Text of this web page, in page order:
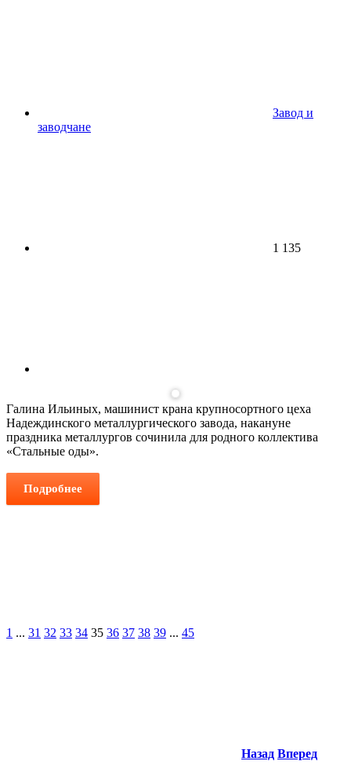
Завод и
заводчане
1 135
Галина Ильиных, машинист крана крупносортного цеха
Надеждинского металлургического завода, накануне
праздника металлургов сочинила для родного коллектива
«Стальные оды».
Подробнее
1 ... 31 32 33 34 35 36 37 38 39 ... 45
Назад Вперед